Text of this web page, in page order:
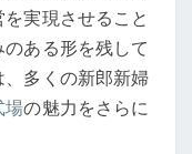
実現させること
ある形を残して
多くの新郎新婦
場の魅力をさらに